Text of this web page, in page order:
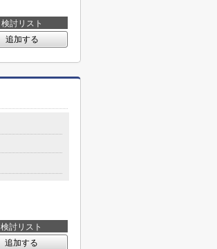
検討リスト
追加する
検討リスト
追加する